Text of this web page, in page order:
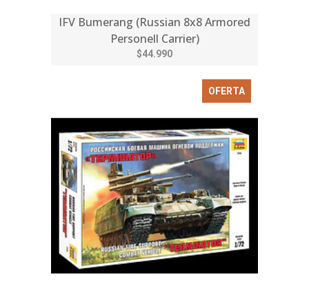
IFV Bumerang (Russian 8x8 Armored
Personell Carrier)
$44.990
OFERTA